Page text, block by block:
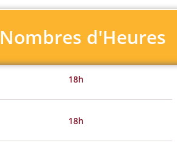
Nombres d'Heures
18h
18h